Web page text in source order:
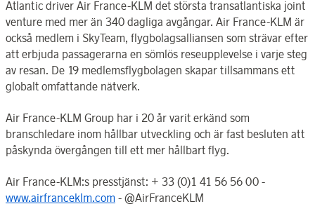
Atlantic driver Air France-KLM det största transatlantiska joint
venture med mer än 340 dagliga avgångar. Air France-KLM är
också medlem i SkyTeam, flygbolagsalliansen som strävar efter
att erbjuda passagerarna en sömlös reseupplevelse i varje steg
av resan. De 19 medlemsflygbolagen skapar tillsammans ett
globalt omfattande nätverk.
Air France-KLM Group har i 20 år varit erkänd som
branschledare inom hållbar utveckling och är fast besluten att
påskynda övergången till ett mer hållbart flyg.
Air France-KLM:s presstjänst: + 33 (0)1 41 56 56 00 -
www.airfranceklm.com - @AirFranceKLM